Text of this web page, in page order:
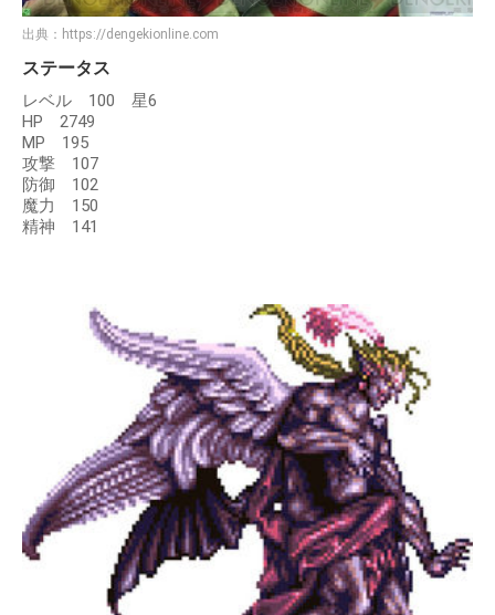
出典： https://dengekionline.com
ステータス
レベル 100 星6
HP 2749
MP 195
攻撃 107
防御 102
魔力 150
精神 141